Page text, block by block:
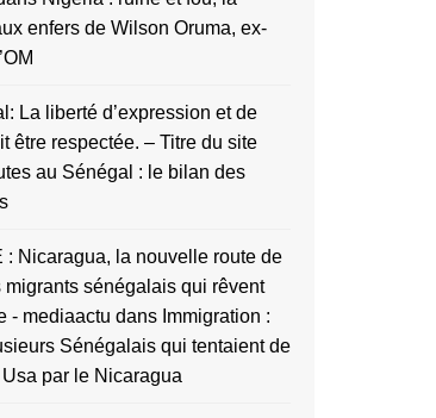
enfers de Wilson Oruma, ex-
La liberté d’expression et de
être respectée. – Titre du site
au Sénégal : le bilan des
: Nicaragua, la nouvelle route de
migrants sénégalais qui rêvent
- mediaactu dans Immigration :
Sénégalais qui tentaient de
par le Nicaragua